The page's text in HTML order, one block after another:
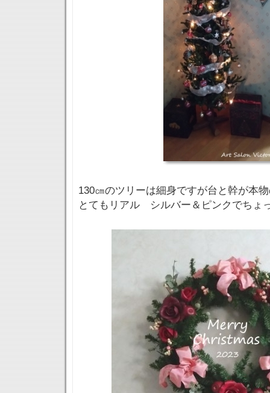
130㎝のツリーは細身ですが台と幹が本
とてもリアル シルバー＆ピンクでちょ